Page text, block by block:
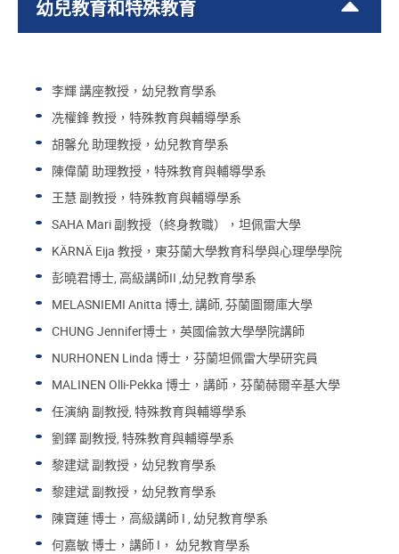
幼兒教育和特殊教育
李輝 講座教授，幼兒教育學系
冼權鋒 教授，特殊教育與輔導學系
胡馨允 助理教授，幼兒教育學系
陳偉蘭 助理教授，特殊教育與輔導學系
王慧 副教授，特殊教育與輔導學系
SAHA Mari 副教授（終身教職），坦佩雷大學
KÄRNÄ Eija 教授，東芬蘭大學教育科學與心理學學院
彭曉君博士, 高級講師II ,幼兒教育學系
MELASNIEMI Anitta 博士, 講師, 芬蘭圖爾庫大學
CHUNG Jennifer博士，英國倫敦大學學院講師
NURHONEN Linda 博士，芬蘭坦佩雷大學研究員
MALINEN Olli-Pekka 博士，講師，芬蘭赫爾辛基大學
任演納 副教授, 特殊教育與輔導學系
劉鐸 副教授, 特殊教育與輔導學系
黎建斌 副教授，幼兒教育學系
黎建斌 副教授，幼兒教育學系
陳寶蓮 博士，高級講師 I , 幼兒教育學系
何嘉敏 博士，講師 I， 幼兒教育學系